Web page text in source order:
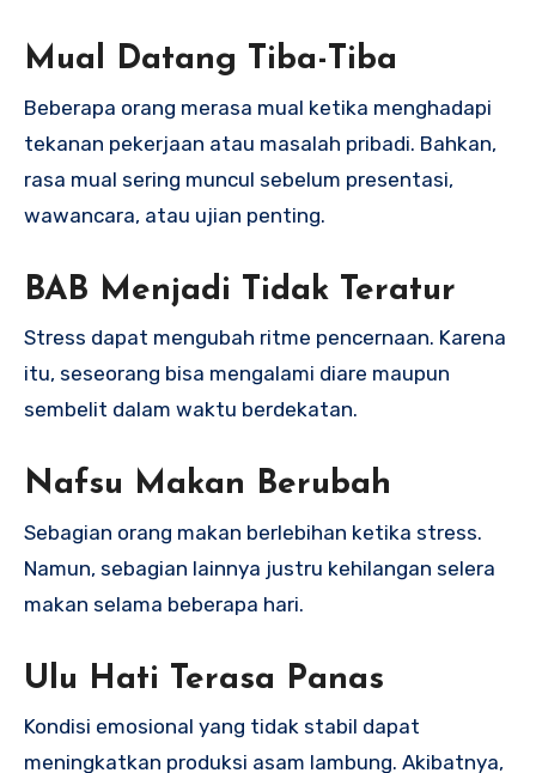
Mual Datang Tiba-Tiba
Beberapa orang merasa mual ketika menghadapi
tekanan pekerjaan atau masalah pribadi. Bahkan,
rasa mual sering muncul sebelum presentasi,
wawancara, atau ujian penting.
BAB Menjadi Tidak Teratur
Stress dapat mengubah ritme pencernaan. Karena
itu, seseorang bisa mengalami diare maupun
sembelit dalam waktu berdekatan.
Nafsu Makan Berubah
Sebagian orang makan berlebihan ketika stress.
Namun, sebagian lainnya justru kehilangan selera
makan selama beberapa hari.
Ulu Hati Terasa Panas
Kondisi emosional yang tidak stabil dapat
meningkatkan produksi asam lambung. Akibatnya,